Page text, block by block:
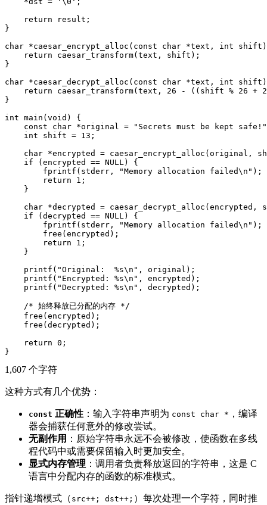
    return result;
}
char *caesar_encrypt_alloc(const char *text, int
    return caesar_transform(text, shift);
}
char *caesar_decrypt_alloc(const char *text, int
return caesar_transform(text, 26 - ((shift % 26 +
}
int main(void) {
const char *original = "Secrets must be kept
    int shift = 13;
char *encrypted = caesar_encrypt_alloc(original,
    if (encrypted == NULL) {
        fprintf(stderr, "Memory allocation failed\n");
        return 1;
    }
char *decrypted = caesar_decrypt_alloc(encrypted,
    if (decrypted == NULL) {
        fprintf(stderr, "Memory allocation failed\n");
        free(encrypted);
        return 1;
    }
    printf("Original:  %s\n", original);
    printf("Encrypted: %s\n", encrypted);
    printf("Decrypted: %s\n", decrypted);
    /* 始终释放已分配的内存 */
    free(encrypted);
    free(decrypted);
    return 0;
1,607 个字符
这种方式有几个优势：
const 正确性 ：输入字符串声明为 const char * ，编译
器会捕获任何意外的修改尝试。
无副作用 ：原始字符串永远不会被修改，使函数在多线
程代码中或需要保留输入时更加安全。
显式内存管理 ：调用者负责释放返回的字符串，这是 C
语言中分配内存的函数的标准模式。
指针递增模式（ src++; dst++; ）每次处理一个字符，同时推